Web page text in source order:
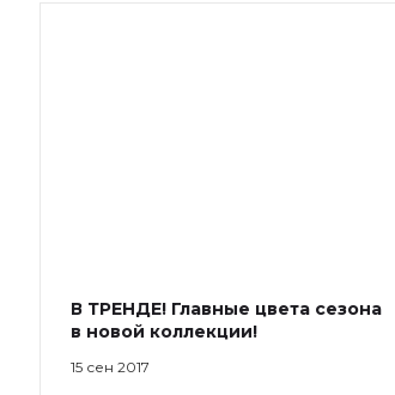
В ТРЕНДЕ! Главные цвета сезона
в новой коллекции!
15 сен 2017